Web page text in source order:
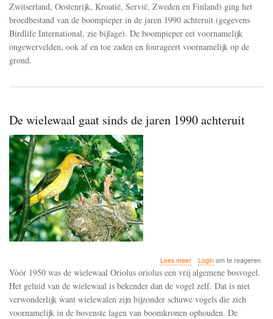
Zwitserland, Oostenrijk, Kroatië, Servië, Zweden en Finland) ging het
broedbestand van de boompieper in de jaren 1990 achteruit (gegevens
Birdlife International, zie bijlage). De boompieper eet voornamelijk
ongewervelden, ook af en toe zaden en fourageert voornamelijk op de
grond.
De wielewaal gaat sinds de jaren 1990 achteruit
Lees meerover
De
wielewaal
gaat
sinds
de
Loginom te reageren
Vóór 1950 was de wielewaal Oriolus oriolus een vrij algemene bosvogel.
Het geluid van de wielewaal is bekender dan de vogel zelf. Dat is niet
verwonderlijk want wielewalen zijn bijzonder schuwe vogels die zich
voornamelijk in de bovenste lagen van boomkronen ophouden. De